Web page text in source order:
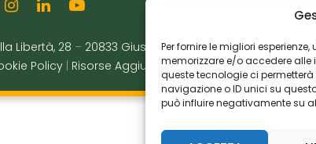
Per fornire le migliori
memorizzare e/o accedere
queste tecnologie ci
navigazione o ID unici su
può influire negativamente su
Libertà, 28 – 20833 Giussano (MB) | P.I. 06982770965
Policy Risorse Aggiuntive